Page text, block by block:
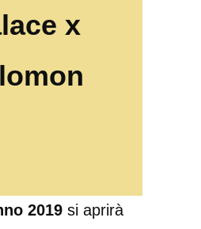
x
2019 si aprirà